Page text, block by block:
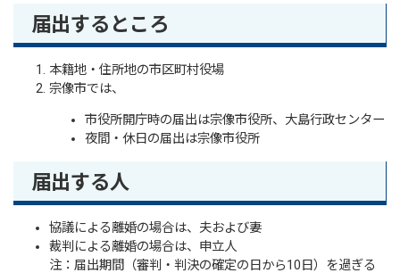
届出するところ
本籍地・住所地の市区町村役場
宗像市では、
市役所開庁時の届出は宗像市役所、大島行政センター
夜間・休日の届出は宗像市役所
届出する人
協議による離婚の場合は、夫および妻
裁判による離婚の場合は、申立人
注：届出期間（審判・判決の確定の日から10日）を過ぎる